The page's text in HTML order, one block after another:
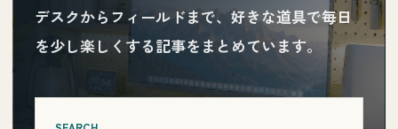
デスクからフィールドまで、好きな道具で毎日
を少し楽しくする記事をまとめています。